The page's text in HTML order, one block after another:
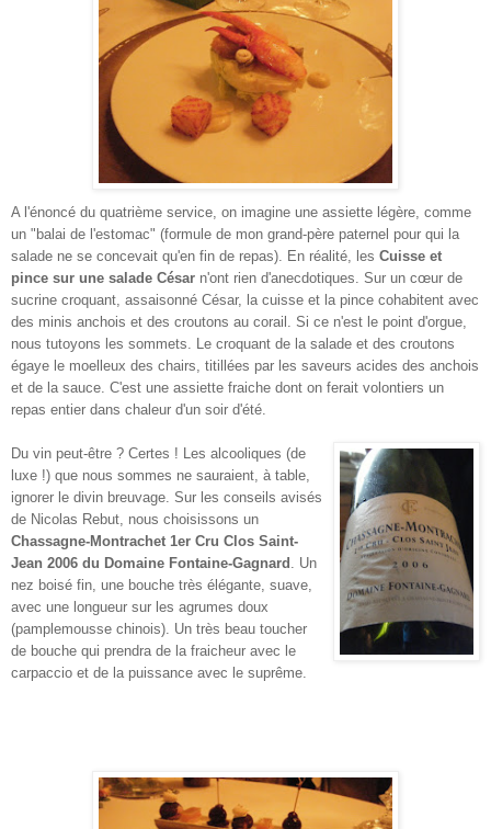
A l'énoncé du quatrième service, on imagine une assiette légère, comme
un "balai de l'estomac" (formule de mon grand-père paternel pour qui la
salade ne se concevait qu'en fin de repas). En réalité, les Cuisse et
pince sur une salade César n'ont rien d'anecdotiques. Sur un cœur de
sucrine croquant, assaisonné César, la cuisse et la pince cohabitent avec
des minis anchois et des croutons au corail. Si ce n'est le point d'orgue,
nous tutoyons les sommets. Le croquant de la salade et des croutons
égaye le moelleux des chairs, titillées par les saveurs acides des anchois
et de la sauce. C'est une assiette fraiche dont on ferait volontiers un
repas entier dans chaleur d'un soir d'été.
Du vin peut-être ? Certes ! Les alcooliques (de
luxe !) que nous sommes ne sauraient, à table,
ignorer le divin breuvage. Sur les conseils avisés
de Nicolas Rebut, nous choisissons un
Chassagne-Montrachet 1er Cru Clos Saint-
Jean 2006 du Domaine Fontaine-Gagnard
. Un
nez boisé fin, une bouche très élégante, suave,
avec une longueur sur les agrumes doux
(pamplemousse chinois). Un très beau toucher
de bouche qui prendra de la fraicheur avec le
carpaccio et de la puissance avec le suprême.